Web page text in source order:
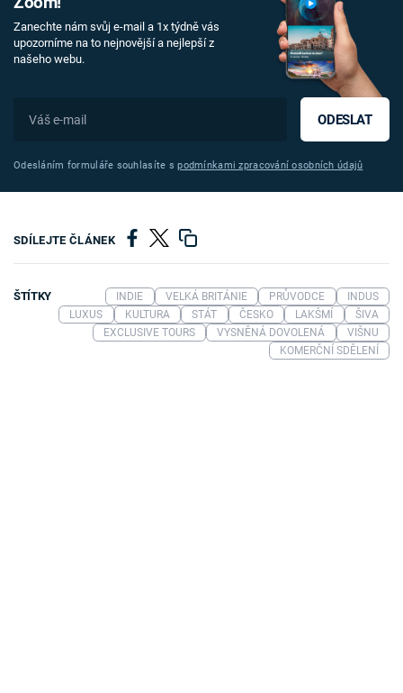
Zanechte nám svůj e-mail a 1x týdně vás
upozorníme na to nejnovější a nejlepší z
našeho webu.
ODESLAT
Odesláním formuláře souhlasíte spodmínkami zpracování osobních údajů
SDÍLEJTE ČLÁNEK
ŠTÍTKY INDIE VELKÁ BRITÁNIE PRŮVODCE
INDUS
LUXUS
KULTURA STÁT ČESKO LAKŠMÍ
ŠIVA
EXCLUSIVE TOURS
VYSNĚNÁ DOVOLENÁ
VIŠNU
KOMERČNÍ SDĚLENÍ